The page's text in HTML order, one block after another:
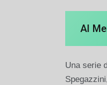
Al
Una serie